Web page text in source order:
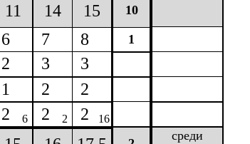
11 14 15 10
6 7 8
1
2 3 3
1 2 2
2 6 2 2 2 16
среди